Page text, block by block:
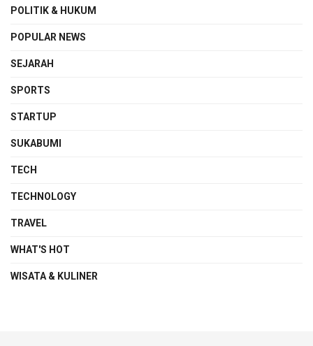
POLITIK & HUKUM
POPULAR NEWS
SEJARAH
SPORTS
STARTUP
SUKABUMI
TECH
TECHNOLOGY
TRAVEL
WHAT'S HOT
WISATA & KULINER